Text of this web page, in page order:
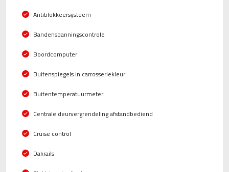
Antiblokkeersysteem
Bandenspanningscontrole
Boordcomputer
Buitenspiegels in carrosseriekleur
Buitentemperatuurmeter
Centrale deurvergrendeling afstandbediend
Cruise control
Dakrails